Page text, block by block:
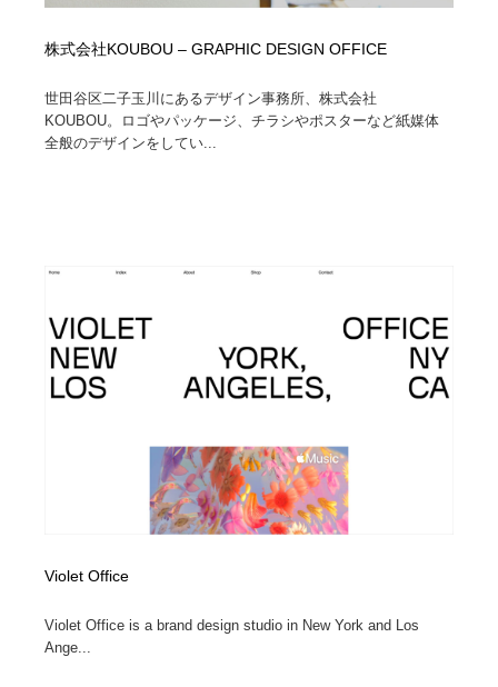
株式会社KOUBOU – GRAPHIC DESIGN OFFICE
世田谷区二子玉川にあるデザイン事務所、株式会社
KOUBOU。ロゴやパッケージ、チラシやポスターなど紙媒体
全般のデザインをしてい...
Violet Office
Violet Office is a brand design studio in New York and Los
Ange...